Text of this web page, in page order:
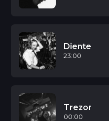
Diente
23:00
Trezor
00:00